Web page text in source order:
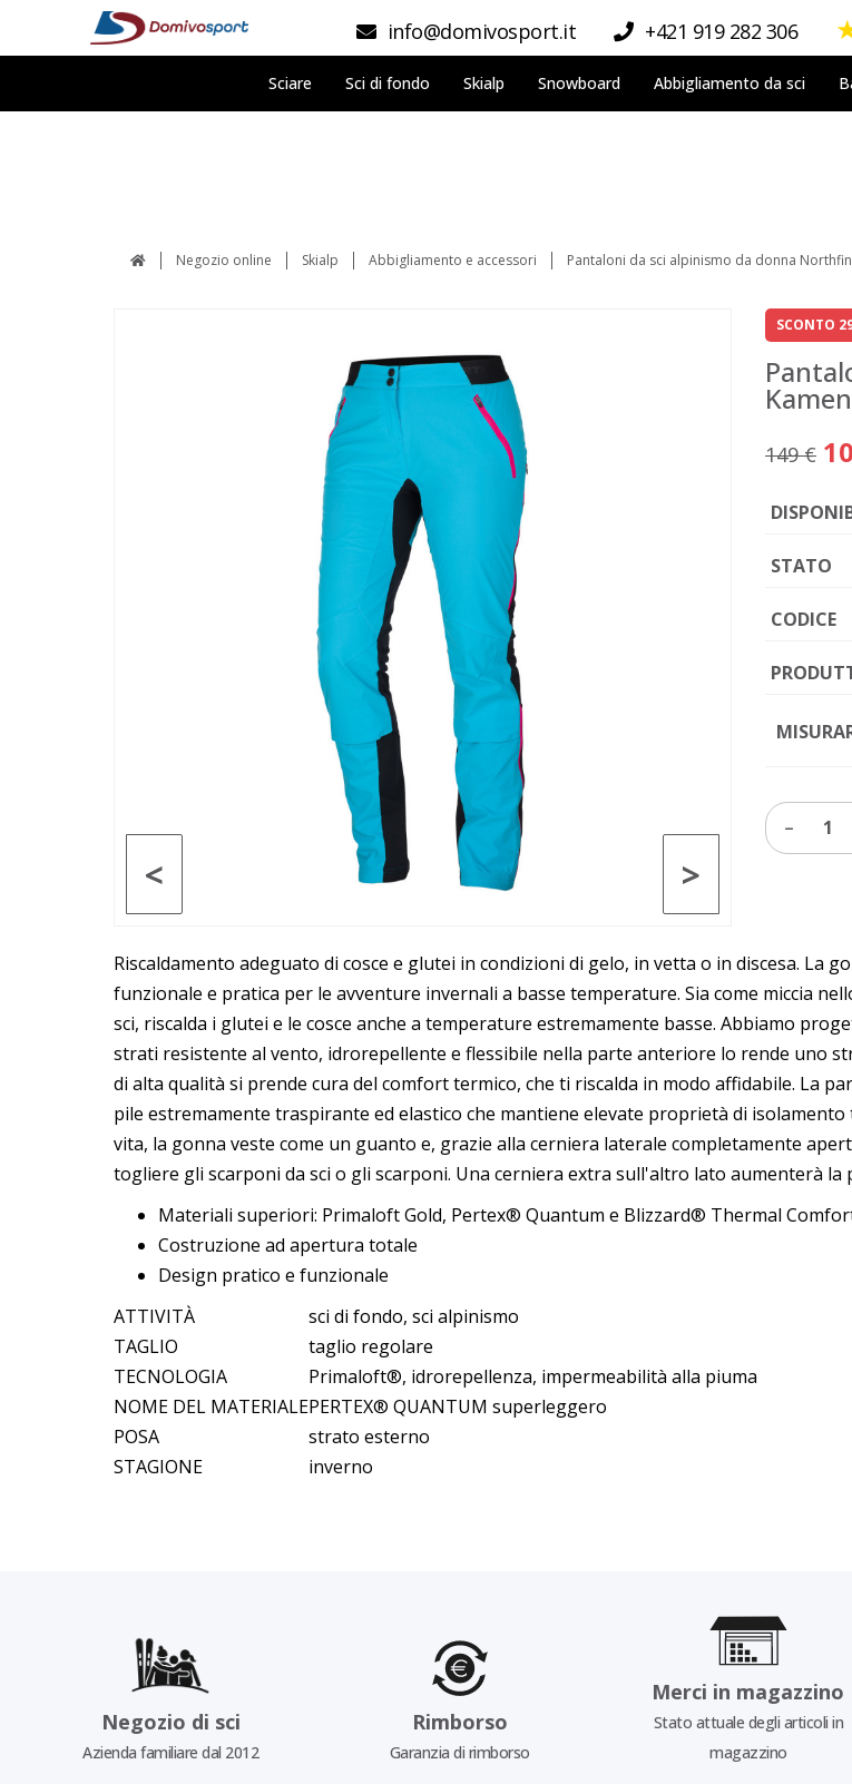
info@domivosport.it +421 919 282 306
Sciare Sci di fondo Skialp Snowboard Abbigliamento da sci
Negozio online Skialp Abbigliamento e accessori Pantaloni da sci alpinismo da donna
>
<
SCONTO
149 €
STATO
CODICE
1
Riscaldamento adeguato di cosce e glutei in condizioni di gelo, in vetta o in discesa. La
funzionale e pratica per le avventure invernali a basse temperature. Sia come miccia
sci, riscalda i glutei e le cosce anche a temperature estremamente basse. Abbiamo
strati resistente al vento, idrorepellente e flessibile nella parte anteriore lo rende uno
di alta qualità si prende cura del comfort termico, che ti riscalda in modo affidabile. La
pile estremamente traspirante ed elastico che mantiene elevate proprietà di
vita, la gonna veste come un guanto e, grazie alla cerniera laterale completamente
togliere gli scarponi da sci o gli scarponi. Una cerniera extra sull'altro lato aumenterà
Materiali superiori: Primaloft Gold, Pertex® Quantum e Blizzard® Thermal
Costruzione ad apertura totale
Design pratico e funzionale
ATTIVITÀ
sci di fondo, sci alpinismo
TAGLIO
taglio regolare
TECNOLOGIA
Primaloft®, idrorepellenza, impermeabilità alla piuma
NOME DEL MATERIALEPERTEX® QUANTUM superleggero
POSA
strato esterno
STAGIONE
inverno
Negozio di sci
Azienda familiare dal 2012
Rimborso
Garanzia di rimborso
Merci in magazzino
Stato attuale degli articoli in
magazzino